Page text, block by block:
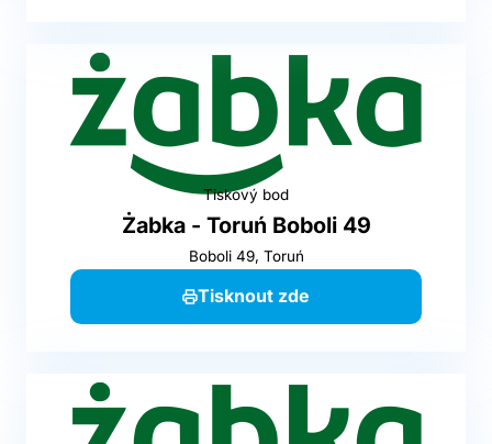
Tiskový bod
Żabka - Toruń Boboli 49
Boboli 49, Toruń
Tisknout zde